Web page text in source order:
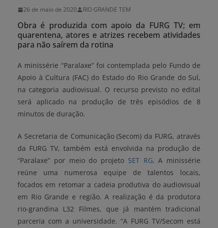
26 de maio de 2020 RIO GRANDE TEM
Obra é produzida com apoio da FURG TV; em
quarentena, atores e atrizes recebem atividades
para não saírem da rotina
A minissérie “Paralaxe” foi contemplada pelo Fundo de
Apoio à Cultura (FAC) do Estado do Rio Grande do Sul,
na categoria audiovisual. O recurso previsto no edital
será aplicado na produção de três episódios de 8
minutos de duração.
A Secretaria de Comunicação (Secom) da FURG, através
da FURG TV, também está envolvida na produção de
“Paralaxe” por meio do projeto SET RG. A minissérie
reúne uma numerosa equipe de talentos locais,
focados em retomar a cadeia produtiva do audiovisual
em Rio Grande e região. A realização é da produtora
rio-grandina L32 Filmes, que já mantém tradicional
parceria com a universidade. “A FURG TV/Secom está